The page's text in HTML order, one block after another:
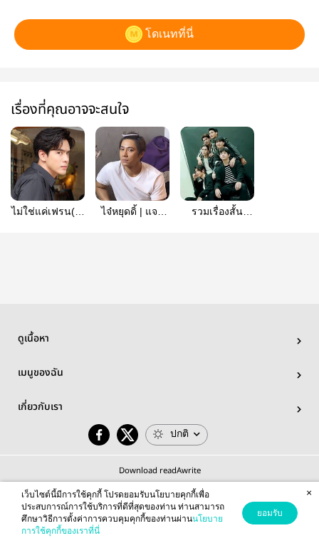
โดเนทที่นี่
เรื่องที่คุณอาจจะสนใจ
ไม่ใช่แค่เฟรน(ด์)
ไจ๋หยุดดิ้ | แจม
รวมเรื่องสั้น
ดูเนื้อหา
เมนูของฉัน
เกี่ยวกับเรา
ปกติ
Download readAwrite
© 2026 readAwrite.com by MEB Corporation Public Company Limited
This site is protected by reCAPTCHA and the Google
เว็บไซต์นี้มีการใช้คุกกี้ โปรดยอมรับนโยบายคุกกี้เพื่อ
ประสบการณ์การใช้บริการที่ดีที่สุดของท่าน ท่านสามารถ
ศึกษาวิธีการตั้งค่าการควบคุมคุกกี้ของท่านผ่านนโยบาย
การใช้คุกกี้ของเราที่นี่
ยอมรับ
×